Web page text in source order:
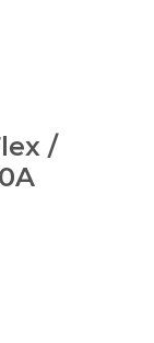
/